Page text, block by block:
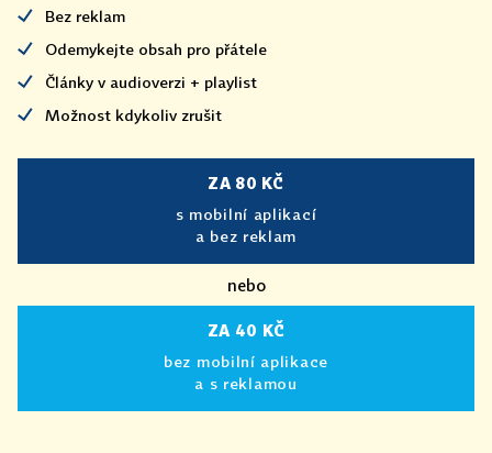
Bez reklam
Odemykejte obsah pro přátele
Články v audioverzi + playlist
Možnost kdykoliv zrušit
ZA 80 KČ
s mobilní aplikací
a bez reklam
nebo
ZA 40 KČ
bez mobilní aplikace
a s reklamou